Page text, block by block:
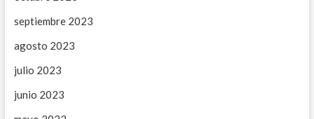
septiembre 2023
agosto 2023
julio 2023
junio 2023